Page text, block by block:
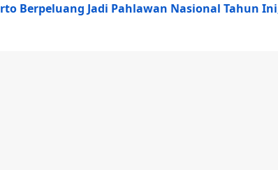
Berpeluang Jadi Pahlawan Nasional Tahun